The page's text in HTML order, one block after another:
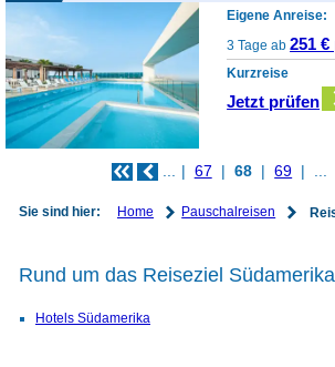
Eigene Anreise:
3 Tage ab251 €
Kurzreise
Jetzt prüfen
67 68 69
Sie sind hier: Home Pauschalreisen
Rund um das Reiseziel Südamerika
Hotels Südamerika